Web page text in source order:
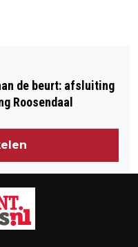
OP
TUSSEN
de beurt: afsluiting
Roosendaal